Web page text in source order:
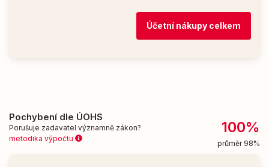
Účetní nákupy celkem
Pochybení dle ÚOHS
Porušuje zadavatel významně zákon?
metodika výpočtu
100%
průměr 98%